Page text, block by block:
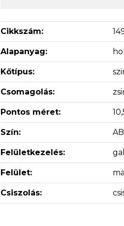
Cikkszám:
Alapanyag:
Kőtípus:
Csomagolás:
Pontos méret:
Szín:
Felületkezelés:
Felület:
Csiszolás: